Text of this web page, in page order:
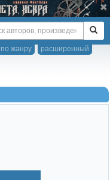
расширенный
по жанру